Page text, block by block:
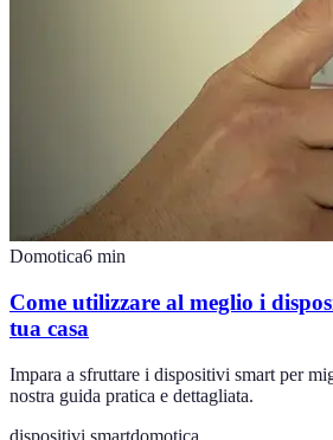
Domotica6 min
Come utilizzare al meglio i
tua casa
Impara a sfruttare i dispositivi smart per
nostra guida pratica e dettagliata.
dispositivi smartdomotica